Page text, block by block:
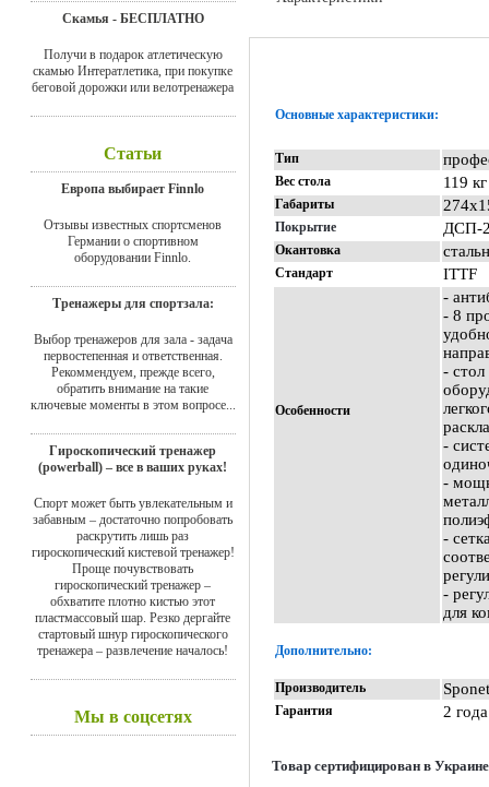
Скамья - БЕСПЛАТНО
Получи в подарок атлетическую
скамью Интератлетика, при покупке
беговой дорожки или велотренажера
Статьи
Европа выбирает Finnlo
Отзывы известных спортсменов
Германии о спортивном
оборудовании Finnlo.
Тренажеры для спортзала:
Выбор тренажеров для зала - задача
первостепенная и ответственная.
Рекоммендуем, прежде всего,
обратить внимание на такие
ключевые моменты в этом вопросе...
Гироскопический тренажер
(powerball) – все в ваших руках!
Спорт может быть увлекательным и
забавным – достаточно попробовать
раскрутить лишь раз
гироскопический кистевой тренажер!
Проще почувствовать
гироскопический тренажер –
обхватите плотно кистью этот
пластмассовый шар. Резко дергайте
стартовый шнур гироскопического
тренажера – развлечение началось!
Мы в соцсетях
Основные характеристики:
Тип
Вес стола 119 кг
Габариты
Покрытие ДСП-
Окантовка
Стандарт ITTF
Особенности
-
- 8
-
-
-
-
-
для
Дополнительно:
Производитель
Гарантия 2 года
Товар сертифицирован в